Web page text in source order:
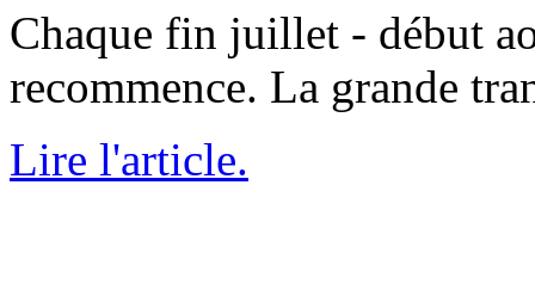
Chaque fin juillet - début
recommence. La grande
Lire l'article.